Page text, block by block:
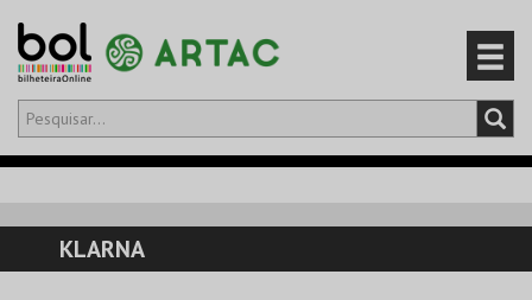
Olá,iniciar sessão
CARRINHO
EVENTOS
KLARNA